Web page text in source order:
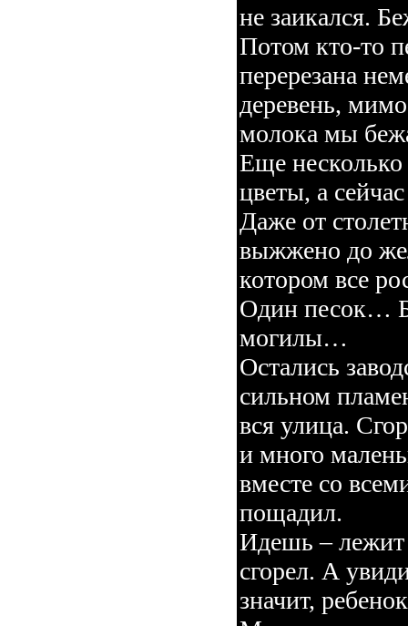
не заикался.
Потом кто-то
перерезана
деревень,
молока мы
Еще несколько
цветы, а
Даже от
выжжено до
котором все
Один песок…
могилы…
Остались
сильном
вся улица.
и много
вместе со
пощадил.
Идешь – лежит
сгорел. А
значит,